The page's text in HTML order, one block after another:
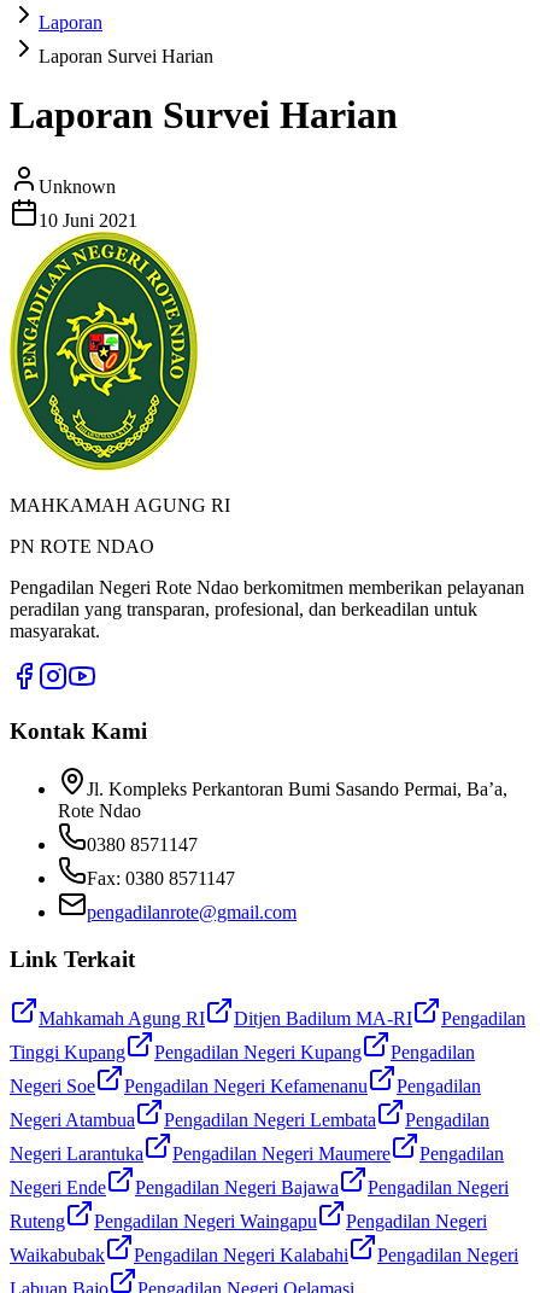
Laporan
Laporan Survei Harian
Laporan Survei Harian
Unknown
10 Juni 2021
MAHKAMAH AGUNG RI
PN ROTE NDAO
Pengadilan Negeri Rote Ndao berkomitmen memberikan pelayanan
peradilan yang transparan, profesional, dan berkeadilan untuk
masyarakat.
Kontak Kami
Jl. Kompleks Perkantoran Bumi Sasando Permai, Ba’a,
Rote Ndao
0380 8571147
Fax: 0380 8571147
pengadilanrote@gmail.com
Link Terkait
Mahkamah Agung RI Ditjen Badilum MA-RI
Pengadilan
Tinggi Kupang
Pengadilan Negeri Kupang
Pengadilan
Negeri Soe
Pengadilan Negeri Kefamenanu
Pengadilan
Negeri Atambua
Pengadilan Negeri Lembata
Pengadilan
Negeri Larantuka
Pengadilan Negeri Maumere
Pengadilan
Negeri Ende
Pengadilan Negeri Bajawa
Pengadilan Negeri
Ruteng
Pengadilan Negeri Waingapu
Pengadilan Negeri
Waikabubak
Pengadilan Negeri Kalabahi
Pengadilan Negeri
Labuan Bajo
Pengadilan Negeri Oelamasi